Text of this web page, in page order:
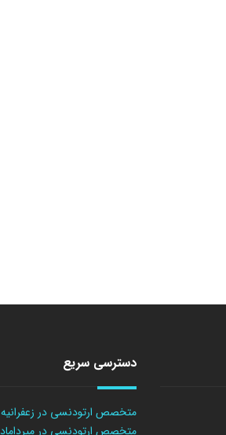
دسترسی سریع
متخصص ارتودنسی در زعفرانیه
متخصص ارتودنسی در میرداماد